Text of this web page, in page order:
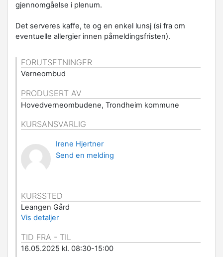
gjennomgåelse i plenum.
Det serveres kaffe, te og en enkel lunsj (si fra om
eventuelle allergier innen påmeldingsfristen).
FORUTSETNINGER
Verneombud
PRODUSERT AV
Hovedverneombudene, Trondheim kommune
KURSANSVARLIG
Irene Hjertner
Send en melding
KURSSTED
Leangen Gård
Vis detaljer
TID FRA - TIL
16.05.2025 kl. 08:30-15:00